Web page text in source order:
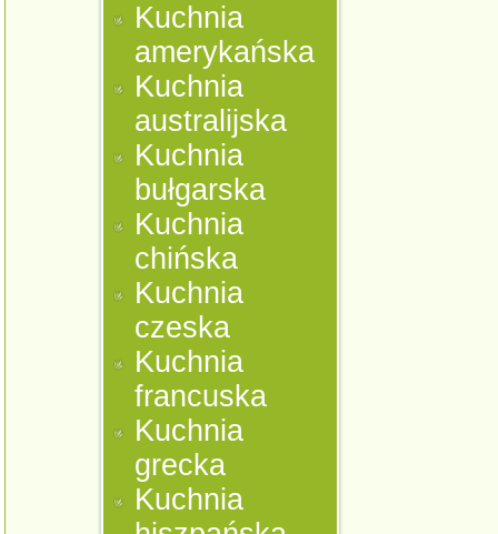
Kuchnia
amerykańska
Kuchnia
australijska
Kuchnia
bułgarska
Kuchnia
chińska
Kuchnia
czeska
Kuchnia
francuska
Kuchnia
grecka
Kuchnia